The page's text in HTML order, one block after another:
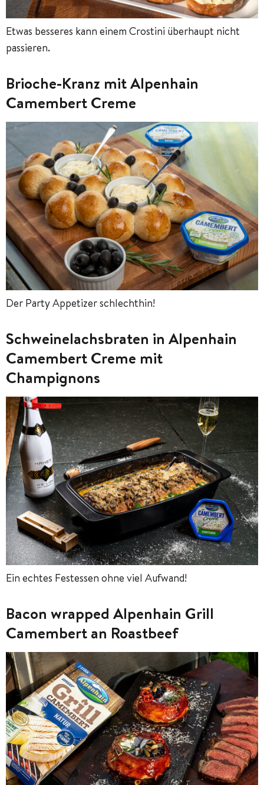
Etwas besseres kann einem Crostini überhaupt nicht
passieren.
Brioche-Kranz mit Alpenhain
Camembert Creme
Der Party Appetizer schlechthin!
Schweinelachsbraten in Alpenhain
Camembert Creme mit
Champignons
Ein echtes Festessen ohne viel Aufwand!
Bacon wrapped Alpenhain Grill
Camembert an Roastbeef